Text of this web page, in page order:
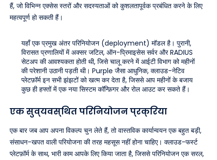
हैं, जो विभिन्न एक्सेस स्तरों और सदस्यताओं को कुशलतापूर्वक प्रबंधित करने के लिए
महत्वपूर्ण हो सकती हैं।
यहाँ एक प्रमुख अंतर परिनियोजन (deployment) मॉडल है। पुरानी,
विरासत प्रणालियों में अक्सर जटिल, ऑन-प्रिमाइसेस सर्वर और RADIUS
सेटअप की आवश्यकता होती थी, जिसे चालू करने में आईटी विभाग को महीनों
की परेशानी उठानी पड़ती थी। Purple जैसा आधुनिक, क्लाउड-नेटिव
प्लेटफ़ॉर्म इन सभी झंझटों को खत्म कर देता है, जिससे आप महीनों के बजाय
कुछ ही हफ्तों में एक नया सिस्टम कॉन्फ़िगर और रोल आउट कर सकते हैं।
एक सुव्यवस्थित परिनियोजन प्रक्रिया
एक बार जब आप अपना विकल्प चुन लेते हैं, तो वास्तविक कार्यान्वयन एक बहुत बड़ी,
संसाधन-खपत वाली परियोजना की तरह महसूस नहीं होना चाहिए। क्लाउड-फर्स्ट
प्लेटफ़ॉर्म के साथ, भारी काम आपके लिए किया जाता है, जिससे परिनियोजन एक सरल,